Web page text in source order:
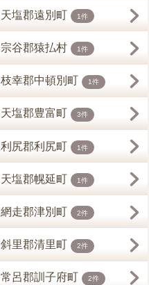
天塩郡遠別町 1件
宗谷郡猿払村 1件
枝幸郡中頓別町 1件
天塩郡豊富町 3件
利尻郡利尻町 1件
天塩郡幌延町 1件
網走郡津別町 2件
斜里郡清里町 2件
常呂郡訓子府町 2件